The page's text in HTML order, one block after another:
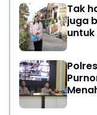
Tak
juga